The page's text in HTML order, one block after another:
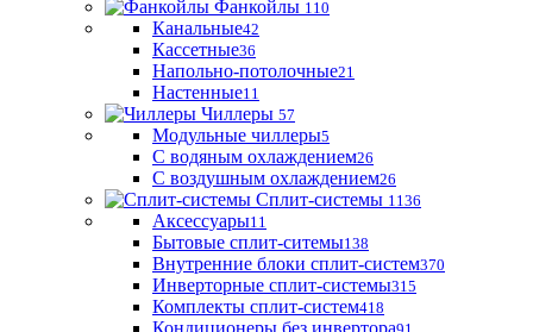
Фанкойлы 110
Канальные42
Кассетные36
Напольно-потолочные21
Настенные11
Чиллеры 57
Модульные чиллеры5
С водяным охлаждением26
С воздушным охлаждением26
Сплит-системы 1136
Аксессуары11
Бытовые сплит-ситемы138
Внутренние блоки сплит-систем370
Инверторные сплит-системы315
Комплекты сплит-систем418
Кондиционеры без инвертора